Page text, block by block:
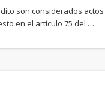
son considerados
en el artículo 75 del …